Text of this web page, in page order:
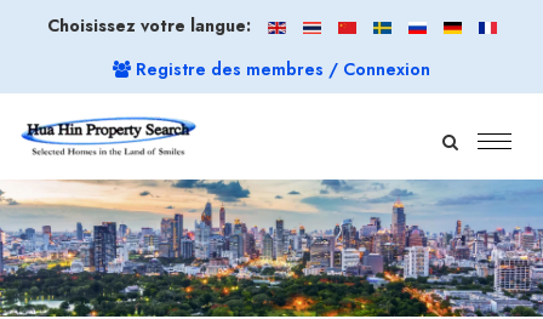
Choisissez votre langue:
Registre des membres / Connexion